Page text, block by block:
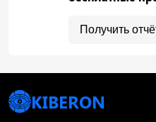
Получить
KIBERON